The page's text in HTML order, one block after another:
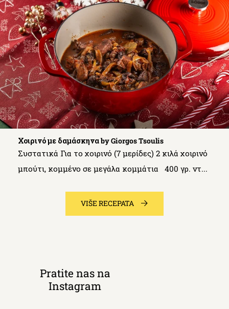
Χοιρινό με δαμάσκηνα by Giorgos Tsoulis
Συστατικά Για το χοιρινό (7 μερίδες) 2 κιλά χοιρινό
μπούτι, κομμένο σε μεγάλα κομμάτια 400 γρ. ντ...
VIŠE RECEPATA
Pratite nas na
Instagram